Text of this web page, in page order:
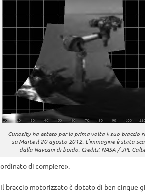
Curiosity ha esteso per la prima volta il suo braccio
su Marte il 20 agosto 2012. L’immagine è stata
dalla Navcam di bordo. Crediti: NASA / JPL-
ordinato di compiere».
Il braccio motorizzato è dotato di ben cinque